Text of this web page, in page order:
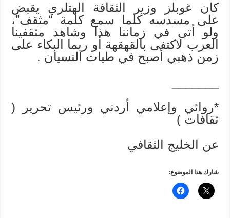
كان غوبلز وزير الثقافة الهتلري يقبض
على مسدسه كلما سمع كلمة “مثقف”،
ولو أتى في زماننا هذا وشاهد مثقفينا
العرب لاكتفى بالقهقهة أو ربما البكاء على
زمن ذهبي أصبح في طيات النسيان .
*روائي وإعلامي أردني ورئيس تحرير (
ثقافات )
عن الخليج الثقافي
شارك هذا الموضوع: